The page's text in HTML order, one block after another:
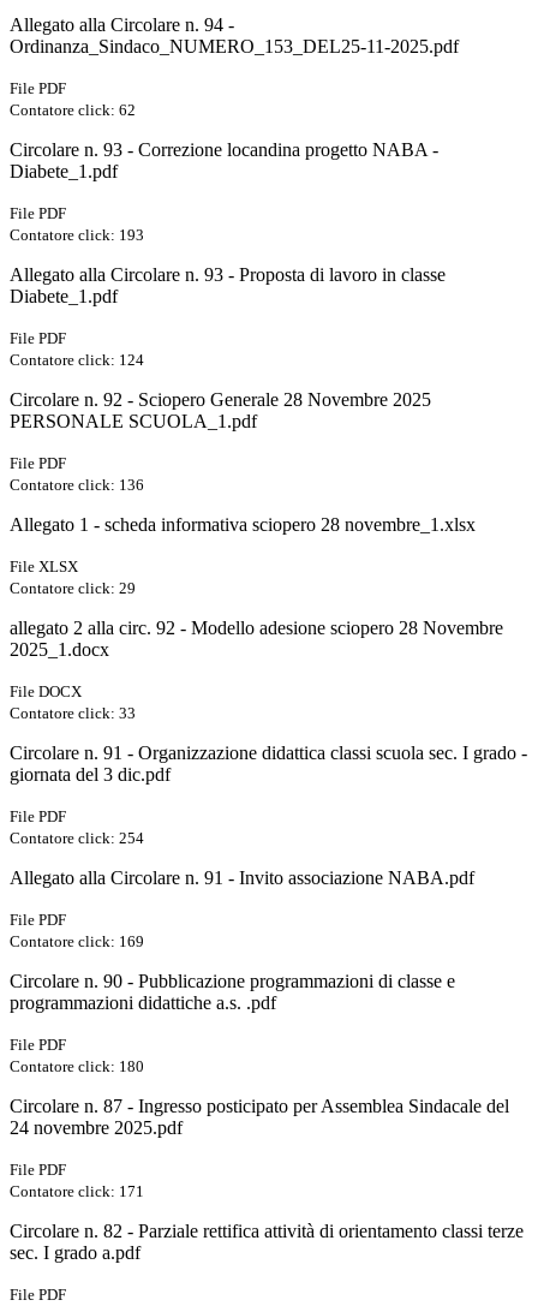
Allegato alla Circolare n. 94 -
Ordinanza_Sindaco_NUMERO_153_DEL25-11-2025.pdf
File PDF
Contatore click: 62
Circolare n. 93 - Correzione locandina progetto NABA -
Diabete_1.pdf
File PDF
Contatore click: 193
Allegato alla Circolare n. 93 - Proposta di lavoro in classe
Diabete_1.pdf
File PDF
Contatore click: 124
Circolare n. 92 - Sciopero Generale 28 Novembre 2025
PERSONALE SCUOLA_1.pdf
File PDF
Contatore click: 136
Allegato 1 - scheda informativa sciopero 28 novembre_1.xlsx
File XLSX
Contatore click: 29
allegato 2 alla circ. 92 - Modello adesione sciopero 28 Novembre
2025_1.docx
File DOCX
Contatore click: 33
Circolare n. 91 - Organizzazione didattica classi scuola sec. I grado -
giornata del 3 dic.pdf
File PDF
Contatore click: 254
Allegato alla Circolare n. 91 - Invito associazione NABA.pdf
File PDF
Contatore click: 169
Circolare n. 90 - Pubblicazione programmazioni di classe e
programmazioni didattiche a.s. .pdf
File PDF
Contatore click: 180
Circolare n. 87 - Ingresso posticipato per Assemblea Sindacale del
24 novembre 2025.pdf
File PDF
Contatore click: 171
Circolare n. 82 - Parziale rettifica attività di orientamento classi terze
sec. I grado a.pdf
File PDF